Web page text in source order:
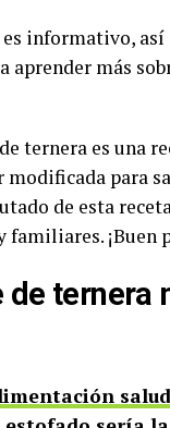
informativo,
aprender más
ternera es una
modificada para
de esta
¡Buen
de ternera